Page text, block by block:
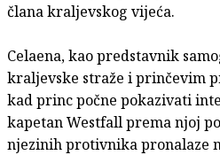
člana kraljevskog vijeća.
Celaena, kao predstavnik
kraljevske straže i prinčevim
kad princ počne pokazivati
kapetan Westfall prema njoj
njezinih protivnika pronalaze